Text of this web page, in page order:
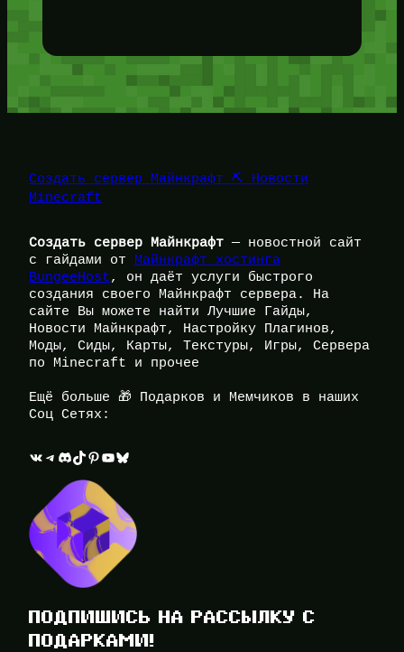
Создать сервер Майнкрафт ⛏️ Новости
Minecraft
Создать сервер Майнкрафт — новостной сайт
с гайдами от
Майнкрафт хостинга
BungeeHost, он даёт услуги быстрого
создания своего Майнкрафт сервера. На
сайте Вы можете найти Лучшие Гайды,
Новости Майнкрафт, Настройку Плагинов,
Моды, Сиды, Карты, Текстуры, Игры, Сервера
по Minecraft и прочее
Ещё больше 🎁 Подарков и Мемчиков в наших
Соц Сетях:
ВКонтакте Telegram Discord TikTok Pinterest YouTube Bluesky
ПОДПИШИСЬ НА РАССЫЛКУ С
ПОДАРКАМИ!